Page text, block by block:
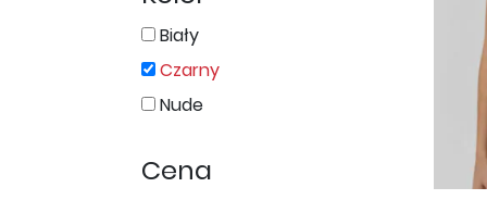
Biały
Czarny
Nude
Cena